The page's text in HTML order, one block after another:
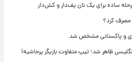
مصرف کرد؟
و پاکستانی مشخص شد
انگلیسی ظاهر شد؛ تیپ متفاوت بازیگر پرحاشیه!